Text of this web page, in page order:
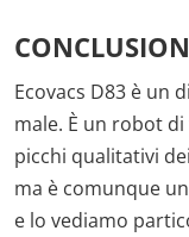
Ecovacs D83 è un
male. È un robot
picchi qualitativi
ma è comunque
e lo vediamo